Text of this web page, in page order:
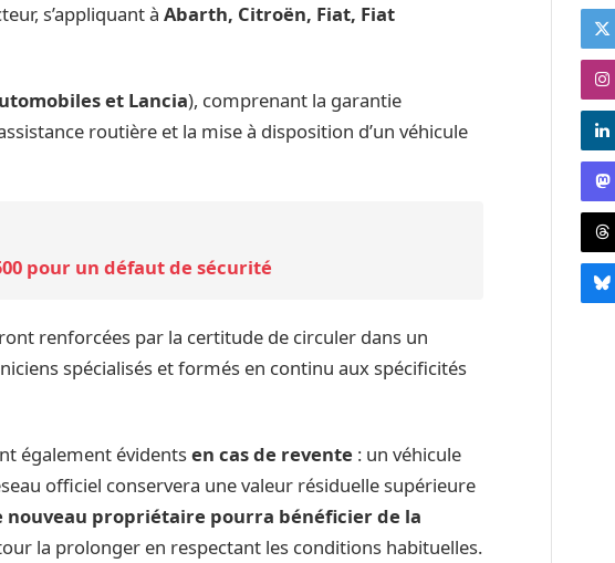
s’appliquant àAbarth, Citroën, Fiat, Fiat
et Lancia), comprenant la garantie
routière et la mise à disposition d’un véhicule
pour un défaut de sécurité
renforcées par la certitude de circuler dans un
spécialisés et formés en continu aux spécificités
également évidentsen cas de revente : un véhicule
officiel conservera une valeur résiduelle supérieure
nouveau propriétaire pourra bénéficier de la
la prolonger en respectant les conditions habituelles.